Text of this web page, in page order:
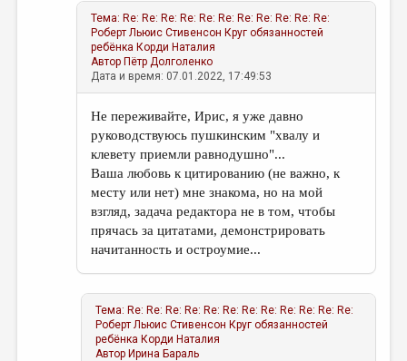
Тема: Re: Re: Re: Re: Re: Re: Re: Re: Re: Re: Re:
Роберт Льюис Стивенсон Круг обязанностей
ребёнка Корди Наталия
Автор Пётр Долголенко
Дата и время: 07.01.2022, 17:49:53
Не переживайте, Ирис, я уже давно
руководствуюсь пушкинским "хвалу и
клевету приемли равнодушно"...
Ваша любовь к цитированию (не важно, к
месту или нет) мне знакома, но на мой
взгляд, задача редактора не в том, чтобы
прячась за цитатами, демонстрировать
начитанность и остроумие...
Тема: Re: Re: Re: Re: Re: Re: Re: Re: Re: Re: Re: Re:
Роберт Льюис Стивенсон Круг обязанностей
ребёнка Корди Наталия
Автор Ирина Бараль